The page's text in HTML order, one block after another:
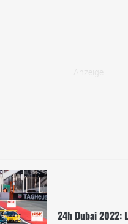
24h Dubai 2022: